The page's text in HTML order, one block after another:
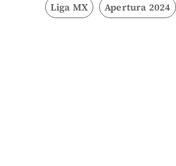
Liga MX Apertura 2024